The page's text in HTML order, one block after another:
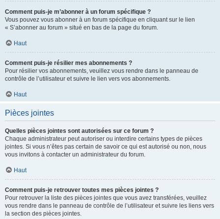
Comment puis-je m’abonner à un forum spécifique ?
Vous pouvez vous abonner à un forum spécifique en cliquant sur le lien
« S’abonner au forum » situé en bas de la page du forum.
Haut
Comment puis-je résilier mes abonnements ?
Pour résilier vos abonnements, veuillez vous rendre dans le panneau de
contrôle de l’utilisateur et suivre le lien vers vos abonnements.
Haut
Pièces jointes
Quelles pièces jointes sont autorisées sur ce forum ?
Chaque administrateur peut autoriser ou interdire certains types de pièces
jointes. Si vous n’êtes pas certain de savoir ce qui est autorisé ou non, nous
vous invitons à contacter un administrateur du forum.
Haut
Comment puis-je retrouver toutes mes pièces jointes ?
Pour retrouver la liste des pièces jointes que vous avez transférées, veuillez
vous rendre dans le panneau de contrôle de l’utilisateur et suivre les liens vers
la section des pièces jointes.